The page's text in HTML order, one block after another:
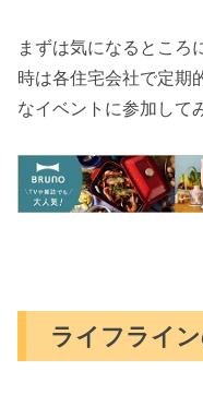
まずは気になるところ
時は各住宅会社で定期
なイベントに参加して
ライフライ